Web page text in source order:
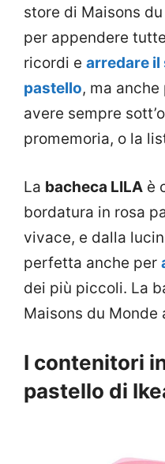
store di Maisons
per appendere
ricordi e arredare
pastello, ma
avere sempre
promemoria, o la
La bacheca LILA è
bordatura in rosa
vivace, e dalla
perfetta anche per
dei più piccoli. La
Maisons du Monde
I contenitori
pastello di